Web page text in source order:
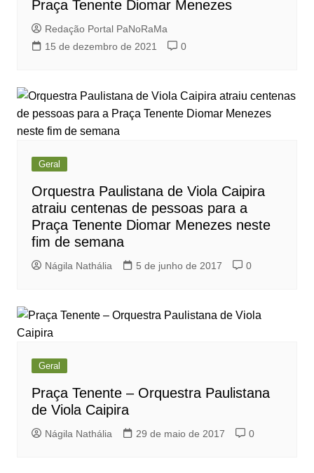
Praça Tenente Diomar Menezes
Redação Portal PaNoRaMa
15 de dezembro de 2021
0
Geral
Orquestra Paulistana de Viola Caipira
atraiu centenas de pessoas para a
Praça Tenente Diomar Menezes neste
fim de semana
Nágila Nathália 5 de junho de 2017 0
Geral
Praça Tenente – Orquestra Paulistana
de Viola Caipira
Nágila Nathália 29 de maio de 2017 0